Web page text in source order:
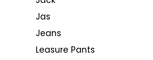
Jas
Jeans
Leasure Pants